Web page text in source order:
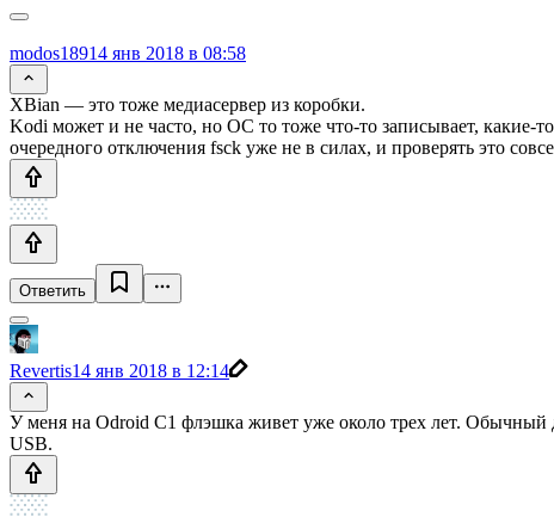
modos18914 янв 2018 в 08:58
XBian — это тоже медиасервер из коробки.
Kodi может и не часто, но ОС то тоже что-то записывает, какие-
очередного отключения fsck уже не в силах, и проверять это
Ответить
Revertis14 янв 2018 в 12:14
У меня на Odroid C1 флэшка живет уже около трех лет. Обычный
USB.